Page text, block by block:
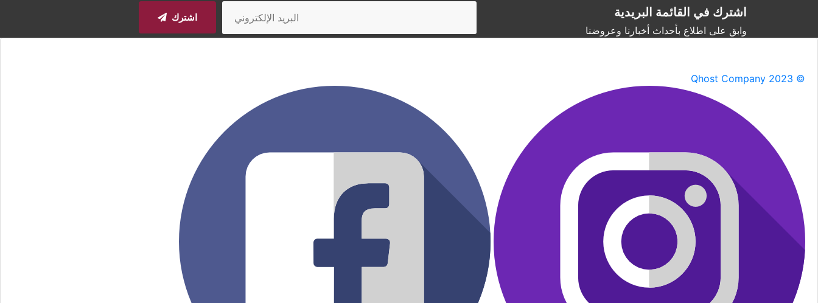
اشترك في القائمة البريدية
وابق على اطلاع بأحداث أخبارنا وعروضنا
اشترك
Qhost Company 2023 ©